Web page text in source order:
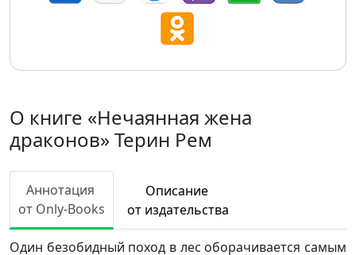
О книге «Нечаянная жена
драконов» Терин Рем
Аннотация
от Only-Books
Описание
от издательства
Один безобидный поход в лес оборачивается самым